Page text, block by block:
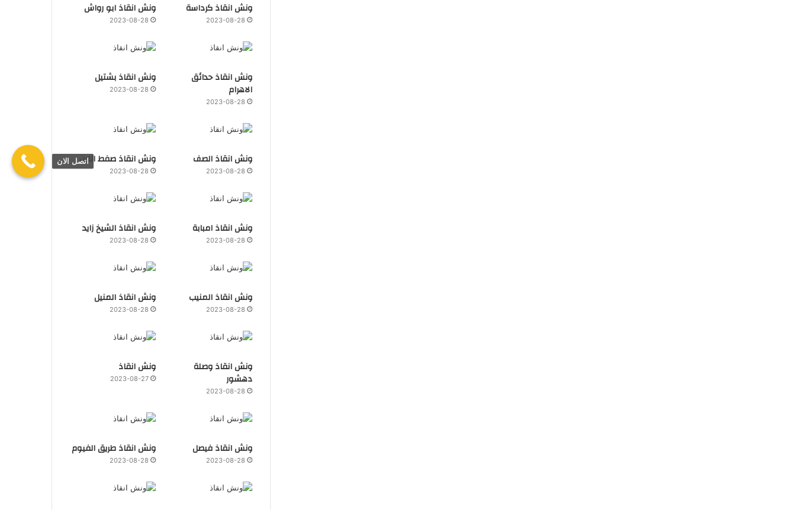
ونش انقاذ كرداسة
2023-08-28
ونش انقاذ ابو رواش
2023-08-28
ونش انقاذ حدائق
الاهرام
2023-08-28
ونش انقاذ بشتيل
2023-08-28
ونش انقاذ الصف
2023-08-28
ونش انقاذ صفط اللبن
2023-08-28
ونش انقاذ امبابة
2023-08-28
ونش انقاذ الشيخ زايد
2023-08-28
ونش انقاذ المنيب
2023-08-28
ونش انقاذ المنيل
2023-08-28
ونش انقاذ وصلة
دهشور
2023-08-28
ونش انقاذ
2023-08-27
ونش انقاذ فيصل
2023-08-28
ونش انقاذ طريق الفيوم
2023-08-28
اتصل الان